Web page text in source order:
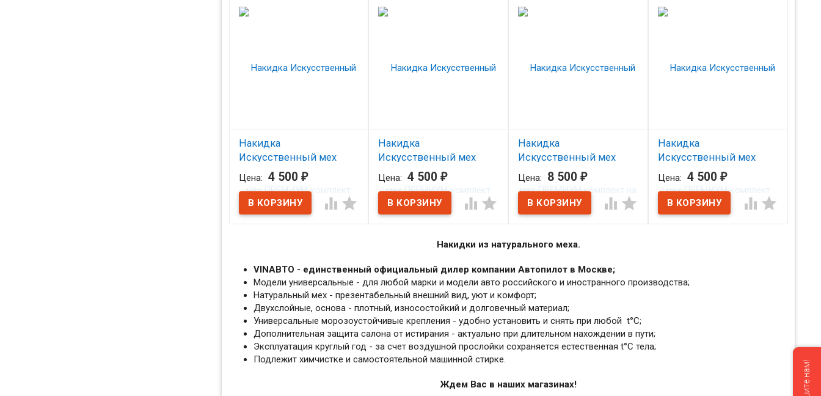
Накидка
Искусственный мех
ПРЕМИУМ комплект
2шт./черный
В наличии
Цена: 4 500 ₽
 
Накидка
Искусственный мех
ПРЕМИУМ комплект
2шт./серый
В наличии
Цена: 4 500₽
 
Накидка
Искусственный мех
ПРЕМИУМ комплект на
весь салон/тем.беж
В наличии
Цена: 8 500 ₽
 
Накидка
Искусственный мех
ПРЕМИУМ комплект
2шт./рыжий
В наличии
Цена: 4 500 ₽
 
Накидки из натурального меха.
VINABTO - единственный официальный дилер компании Автопилот в Москве;
Модели универсальные - для любой марки и модели авто российского и иностранного производства;
Натуральный мех - презентабельный внешний вид, уют и комфорт;
Двухслойные, основа - плотный, износостойкий и долговечный материал;
Универсальные морозоустойчивые крепления - удобно установить и снять при любой t°С;
Дополнительная защита салона от истирания - актуально при длительном нахождении в пути;
Эксплуатация круглый год - за счет воздушной прослойки сохраняется естественная t°С тела;
Подлежит химчистке и самостоятельной машинной стирке.
Ждем Вас в наших магазинах!